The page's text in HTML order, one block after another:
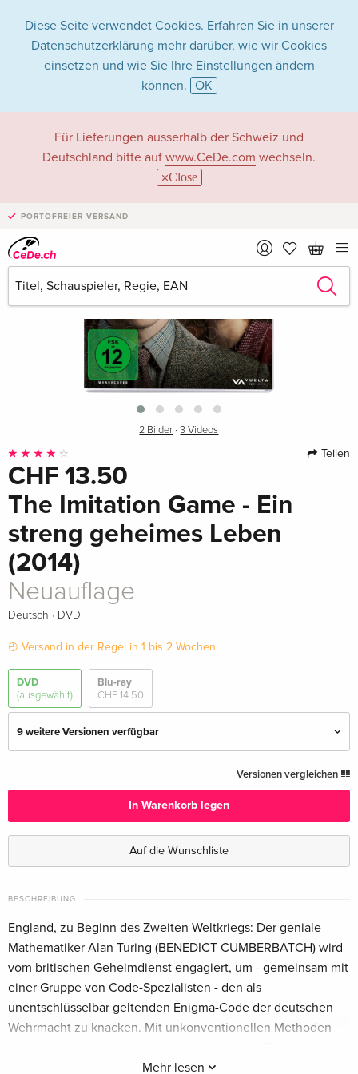
Diese Seite verwendet Cookies. Erfahren Sie in unserer
Datenschutzerklärung mehr darüber, wie wir Cookies
einsetzen und wie Sie Ihre Einstellungen ändern
können. OK
Für Lieferungen ausserhalb der Schweiz und
Deutschland bitte auf www.CeDe.com wechseln.
Close
PORTOFREIER VERSAND
›
2 Bilder ·3 Videos
Teilen
CHF 13.50
The Imitation Game - Ein
streng geheimes Leben
(2014)
Neuauflage
Deutsch · DVD
Versand in der Regel in 1 bis 2 Wochen
DVD
(ausgewählt)
Blu-ray
CHF 14.50
9 weitere Versionen verfügbar
Deutsch
CHF 13.50
Standard Edition
vergriffen
Deutsch
Standard Edition
Englisch · US Version
CHF 19.50
Standard Edition
Französisch
Versionen vergleichen
In Warenkorb legen
Auf die Wunschliste
BESCHREIBUNG
Mehr lesen
England, zu Beginn des Zweiten Weltkriegs: Der geniale
Mathematiker Alan Turing (BENEDICT CUMBERBATCH) wird
vom britischen Geheimdienst engagiert, um - gemeinsam mit
einer Gruppe von Code-Spezialisten - den als
unentschlüsselbar geltenden Enigma-Code der deutschen
Wehrmacht zu knacken. Mit unkonventionellen Methoden
keine Freunde unter seinen Kollegen. Nur die junge